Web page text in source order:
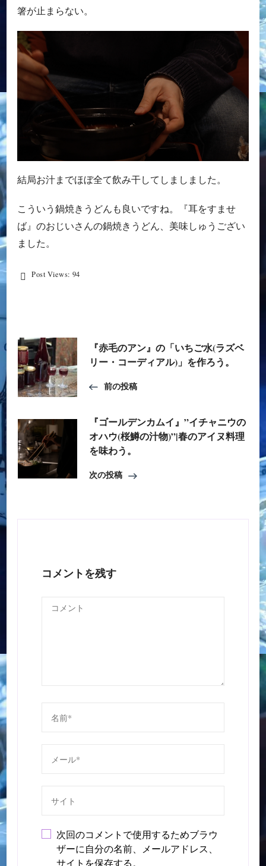
箸が止まらない。
結局お汁までほぼ全て飲み干してしましました。
こういう鍋焼きうどんも良いですね。『耳をすませ
ば』のおじいさんの鍋焼きうどん、美味しゅうござい
ました。
Post Views: 94
投
稿
ナ
ビ
ゲ
ー
シ
『赤毛のアン』の「いちご水(ラズベ
リー・コーディアル)」を作ろう。
前の投稿
『ゴールデンカムイ』”イチャニウの
オハウ(桜鱒の汁物)”|春のアイヌ料理
を味わう。
次の投稿
コメントを残す
次回のコメントで使用するためブラウ
ザーに自分の名前、メールアドレス、
サイトを保存する。